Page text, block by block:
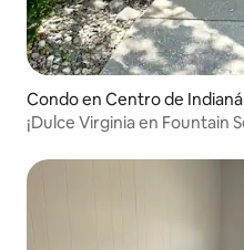
Condo en Centro de
¡Dulce Virginia en Fountain